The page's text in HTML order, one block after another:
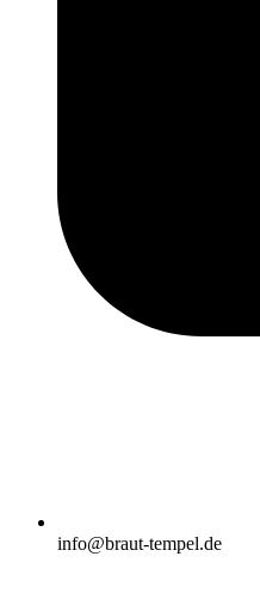
info@braut-tempel.de